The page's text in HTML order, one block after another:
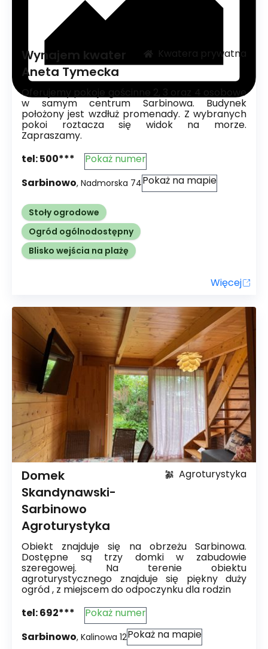
Wynajem kwater
Aneta Tymecka
Kwatera prywatna
Oferujemy pokoje gościnne 2, 3 oraz 4 osobowe
w samym centrum Sarbinowa. Budynek
położony jest wzdłuż promenady. Z wybranych
pokoi roztacza się widok na morze.
Zapraszamy.
tel:500***
Pokaż numer
Sarbinowo, Nadmorska 74Pokaż na mapie
Stoły ogrodowe
Ogród ogólnodostępny
Blisko wejścia na plażę
Więcej
Domek
Skandynawski-
Sarbinowo
Agroturystyka
Agroturystyka
Obiekt znajduje się na obrzeżu Sarbinowa.
Dostępne są trzy domki w zabudowie
szeregowej. Na terenie obiektu
agroturystycznego znajduje się piękny duży
ogród , z miejscem do odpoczynku dla rodzin
tel:692***
Pokaż numer
Sarbinowo, Kalinowa 12Pokaż na mapie